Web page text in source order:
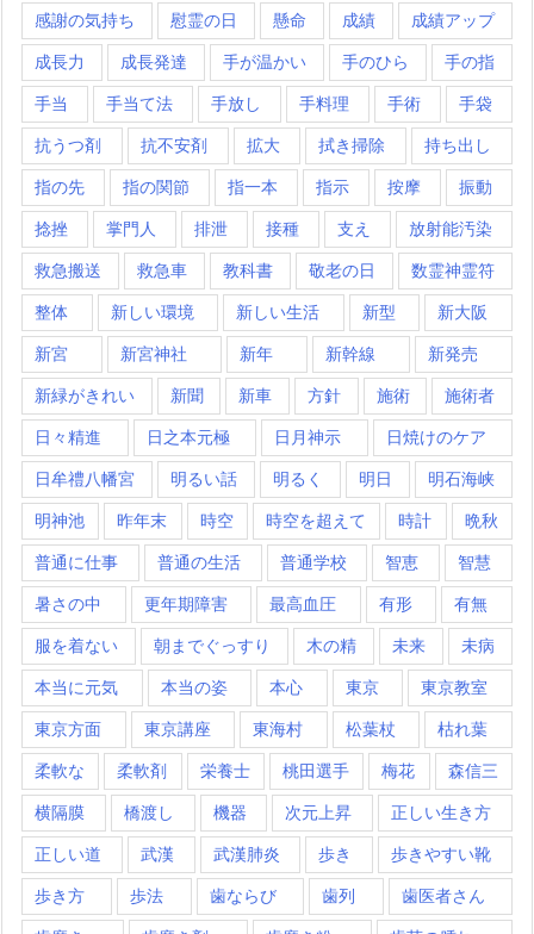
感謝の気持ち 慰霊の日 懸命 成績 成績アップ
成長力 成長発達 手が温かい 手のひら 手の指
手当 手当て法 手放し 手料理 手術 手袋
抗うつ剤 抗不安剤 拡大 拭き掃除 持ち出し
指の先 指の関節 指一本 指示 按摩 振動
捻挫 掌門人 排泄 接種 支え 放射能汚染
救急搬送 救急車 教科書 敬老の日 数霊神霊符
整体 新しい環境 新しい生活 新型 新大阪
新宮 新宮神社 新年 新幹線 新発売
新緑がきれい 新聞 新車 方針 施術 施術者
日々精進 日之本元極 日月神示 日焼けのケア
日牟禮八幡宮 明るい話 明るく 明日 明石海峡
明神池 昨年末 時空 時空を超えて 時計 晩秋
普通に仕事 普通の生活 普通学校 智恵 智慧
暑さの中 更年期障害 最高血圧 有形 有無
服を着ない 朝までぐっすり 木の精 未来 未病
本当に元気 本当の姿 本心 東京 東京教室
東京方面 東京講座 東海村 松葉杖 枯れ葉
柔軟な 柔軟剤 栄養士 桃田選手 梅花 森信三
横隔膜 橋渡し 機器 次元上昇 正しい生き方
正しい道 武漢 武漢肺炎 歩き 歩きやすい靴
歩き方 歩法 歯ならび 歯列 歯医者さん